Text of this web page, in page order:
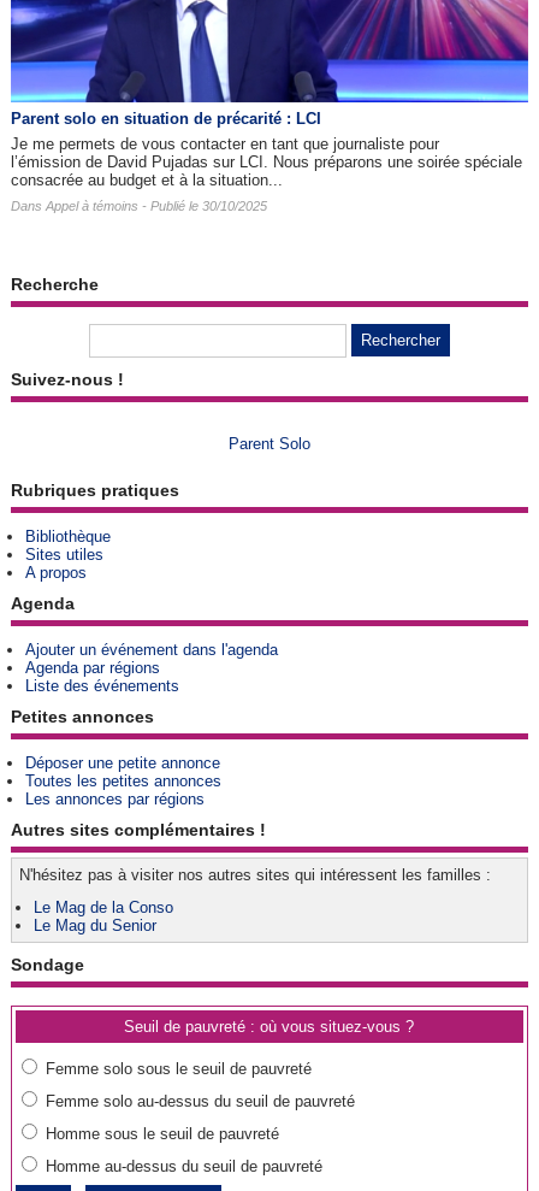
Parent solo en situation de précarité : LCI
Je me permets de vous contacter en tant que journaliste pour
l’émission de David Pujadas sur LCI. Nous préparons une soirée spéciale
consacrée au budget et à la situation...
Dans Appel à témoins - Publié le 30/10/2025
Recherche
Suivez-nous !
Parent Solo
Rubriques pratiques
Bibliothèque
Sites utiles
A propos
Agenda
Ajouter un événement dans l'agenda
Agenda par régions
Liste des événements
Petites annonces
Déposer une petite annonce
Toutes les petites annonces
Les annonces par régions
Autres sites complémentaires !
N'hésitez pas à visiter nos autres sites qui intéressent les familles :
Le Mag de la Conso
Le Mag du Senior
Sondage
Seuil de pauvreté : où vous situez-vous ?
Femme solo sous le seuil de pauvreté
Femme solo au-dessus du seuil de pauvreté
Homme sous le seuil de pauvreté
Homme au-dessus du seuil de pauvreté